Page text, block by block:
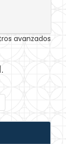
avanzados